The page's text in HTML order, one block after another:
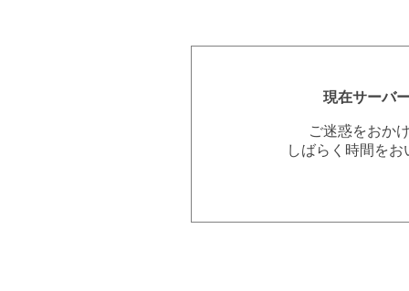
現在サーバ
ご迷惑をおか
しばらく時間を